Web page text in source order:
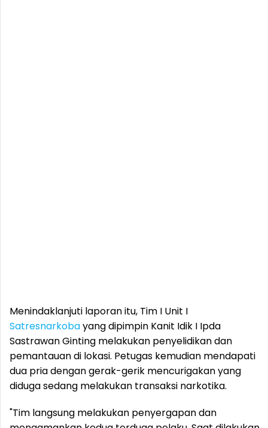
Menindaklanjuti laporan itu, Tim I Unit I
Satresnarkobayang dipimpin Kanit Idik I Ipda
Sastrawan Ginting melakukan penyelidikan dan
pemantauan di lokasi. Petugas kemudian mendapati
dua pria dengan gerak-gerik mencurigakan yang
diduga sedang melakukan transaksi narkotika.
"Tim langsung melakukan penyergapan dan